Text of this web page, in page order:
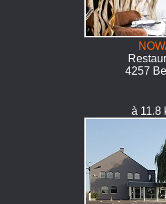
4257
à 11.8